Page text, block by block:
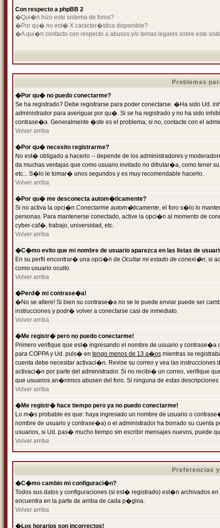
Con respecto a phpBB 2
�Qui�n hizo este sistema de foros?
�Por qu� no est� X caracter�stica disponible?
�A qui�n contacto con respecto a abusos y/o temas legales sobre este
Problemas
�Por qu� no puedo conectarme?
Se ha registrado? Debe registrarse para poder conectarse. �Ha sido Ud.
administrador para averiguar por qu�. Si se ha registrado y no ha sido
contrase�a. Generalmente �ste es el problema; si no, contacte con el
Volver arriba
�Por qu� necesito registrarme?
No est� obligado a hacerlo -- depende de los administradores y
da muchas ventajas que como usuario invitado no difrutar�a, como tener
etc... S�lo le tomar� unos segundos y es muy recomendable hacerlo.
Volver arriba
�Por qu� me desconecta autom�ticamente?
Si no activa la opci�n Conectarme autom�ticamente, el foro s�lo lo
personas. Para mantenerse conectado, active la opci�n al momento de
cyber-caf�, trabajo, universidad, etc.
Volver arriba
�C�mo evito que mi nombre de usuario aparezca en las listas de
En su perfil encontrar� una opci�n de Ocultar mi estado de conexi�n; si
como usuario oculto.
Volver arriba
�Perd� mi contrase�a!
�No se altere! Si bien su contrase�a no se le puede enviar puede ser
instrucciones y podr� volver a conectarse casi de inmediato.
Volver arriba
�Me registr� pero no puedo conectarme!
Primero verifique que est� ingresando el nombre de usuario y
para COPPA y Ud. puls� en tengo menos de 13 a�os mientras se
cuenta debe necesitar activaci�n. Revise su correo y vea las
activaci�n por parte del administrador. Si no recibi� un correo, verifique
que usuarios an�nimos abusen del foro. Si ninguna de estas
Volver arriba
�Me registr� hace tiempo pero ya no puedo conectarme!
Lo m�s probable es que: haya ingresado un nombre de usuario o
nombre de usuario y contrase�a) o el administrador ha borrado su
usuarios, si Ud. pas� mucho tiempo sin escribir mensajes nuevos, puede
Volver arriba
Preferencias
�C�mo cambio mi configuraci�n?
Todos sus datos y configuraciones (si est� registrado) est�n archivados
encuentra en la parte de arriba de cada p�gina.
Volver arriba
�Los horarios son incorrectos!